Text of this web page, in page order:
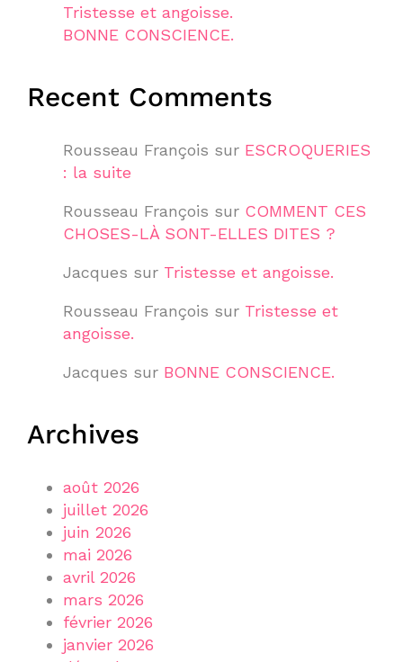
Tristesse et angoisse.
BONNE CONSCIENCE.
Recent Comments
Rousseau François sur ESCROQUERIES
: la suite
Rousseau François sur COMMENT CES
CHOSES-LÀ SONT-ELLES DITES ?
Jacques sur Tristesse et angoisse.
Rousseau François sur Tristesse et
angoisse.
Jacques sur BONNE CONSCIENCE.
Archives
août 2026
juillet 2026
juin 2026
mai 2026
avril 2026
mars 2026
février 2026
janvier 2026